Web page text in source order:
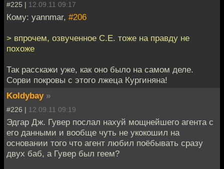
#225 | 12.09.11 09:17
Кому: yannmar, #206
> впрочем, озвученное С.Е. тоже на правду не
похоже
Так расскажи уже, как оно было на самом деле.
Сорви покровы с этого лжеца Кургиняна!
Koldybay »
#226 | 12.09.11 09:19
Эдгар Дж. Гувер послал нахуй мощнейшего агента с
его данными и вообще чуть не укокошил на
основании того что агент любил поёбывать сразу
двух баб, а Гувер был геем?